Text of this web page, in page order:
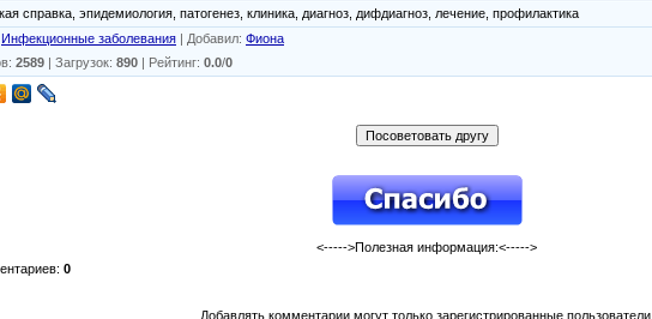
справка, эпидемиология, патогенез, клиника, диагноз, дифдиагноз, лечение, профилактика
Инфекционные заболевания | Добавил: Фиона
: 2589 | Загрузок: 890 | Рейтинг: 0.0/0
<----->Полезная информация:<----->
: 0
Добавлять комментарии могут только зарегистрированные пользователи.